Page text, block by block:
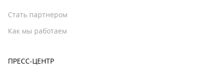
Стать партнером
Как мы работаем
ПРЕСС-ЦЕНТР